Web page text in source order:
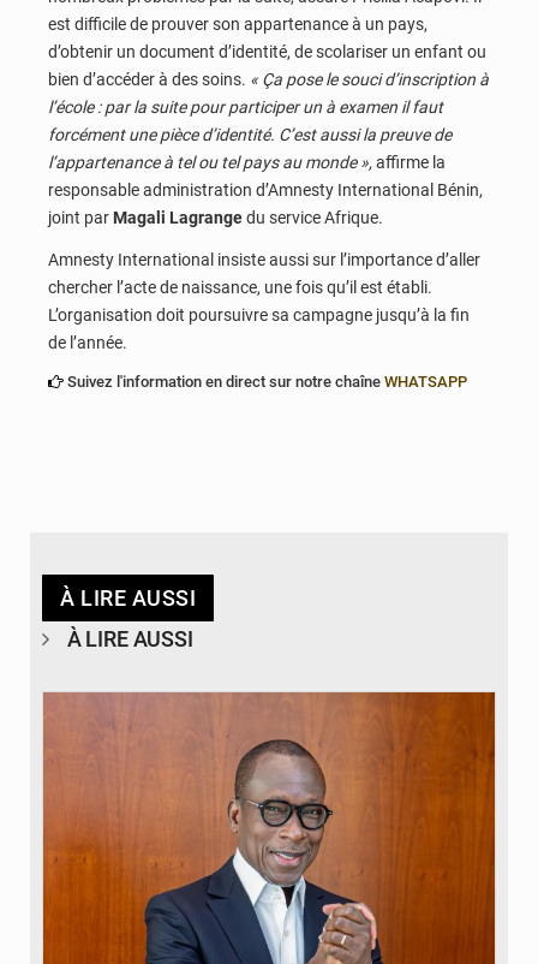
est difficile de prouver son appartenance à un pays,
d’obtenir un document d’identité, de scolariser un enfant ou
bien d’accéder à des soins. « Ça pose le souci d’inscription à
l’école : par la suite pour participer un à examen il faut
forcément une pièce d’identité. C’est aussi la preuve de
l’appartenance à tel ou tel pays au monde »,affirme la
responsable administration d’Amnesty International Bénin,
joint par Magali Lagrangedu service Afrique.
Amnesty International insiste aussi sur l’importance d’aller
chercher l’acte de naissance, une fois qu’il est établi.
L’organisation doit poursuivre sa campagne jusqu’à la fin
de l’année.
Suivez l'information en direct sur notre chaîne WHATSAPP
À LIRE AUSSI
À LIRE AUSSI